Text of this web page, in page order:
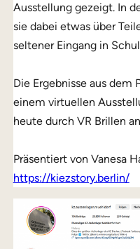
Ausstellung gezeigt. In
sie dabei etwas über
seltener Eingang in
Die Ergebnisse aus dem
einem virtuellen
heute durch VR Brillen
Präsentiert von Vanesa
https://kiezstory.berlin/